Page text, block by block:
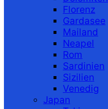
Florenz
Gardasee
Mailand
Neapel
Rom
Sardinien
Sizilien
Venedig
Japan